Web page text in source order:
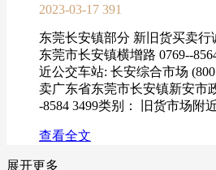
2023-03-17 391
东莞长安镇部分 新旧货买卖
东莞市长安镇横增路 0769--
近公交车站: 长安综合市场
卖广东省东莞市长安镇新安市
-8584 3499类别： 旧货市场附
查看全文
展开更多